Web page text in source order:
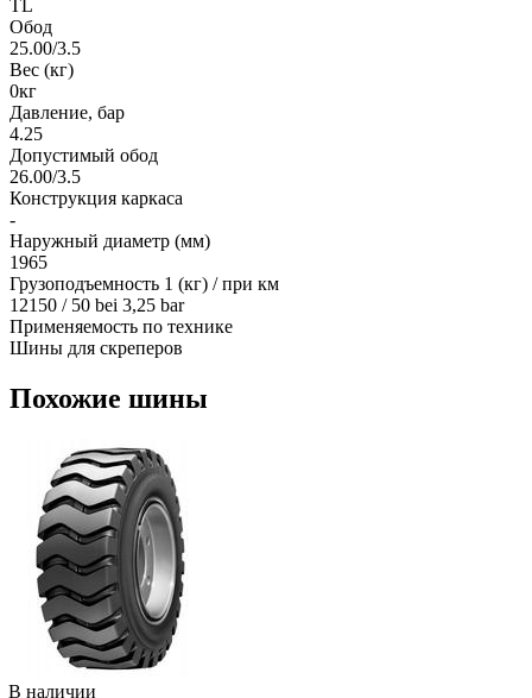
TL
Обод
25.00/3.5
Вес (кг)
0кг
Давление, бар
4.25
Допустимый обод
26.00/3.5
Конструкция каркаса
-
Наружный диаметр (мм)
1965
Грузоподъемность 1 (кг) / при км
12150 / 50 bei 3,25 bar
Применяемость по технике
Шины для скреперов
Похожие шины
В наличии